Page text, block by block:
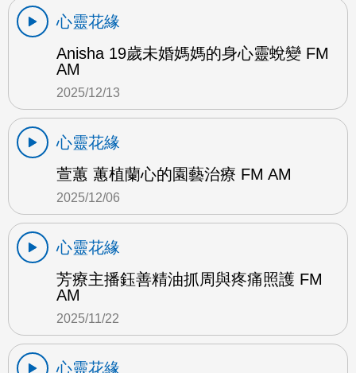
心靈花緣
Anisha 19歲未婚媽媽的身心靈蛻變 FM
AM
2025/12/13
心靈花緣
萱蕙 蕙植蘭心的園藝治療 FM AM
2025/12/06
心靈花緣
芳療主播鈺善精油抓周與疼痛照護 FM
AM
2025/11/22
心靈花緣